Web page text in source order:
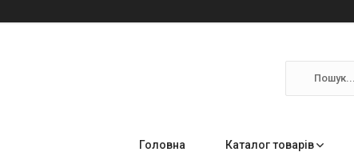
Головна Каталог товарів